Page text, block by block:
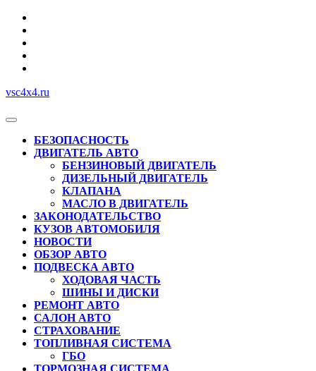
Перейти
содержимому
vsc4x4.ru
Кнопка
ОткрытьБЕЗОПАСНОСТЬ
ДВИГАТЕЛЬ АВТО
БЕНЗИНОВЫЙ ДВИГАТЕЛЬ
ДИЗЕЛЬНЫЙ ДВИГАТЕЛЬ
КЛАПАНА
МАСЛО В ДВИГАТЕЛЬ
ЗАКОНОДАТЕЛЬСТВО
КУЗОВ АВТОМОБИЛЯ
НОВОСТИ
ОБЗОР АВТО
ПОДВЕСКА АВТО
ХОДОВАЯ ЧАСТЬ
ШИНЫ И ДИСКИ
РЕМОНТ АВТО
САЛОН АВТО
СТРАХОВАНИЕ
ТОПЛИВНАЯ СИСТЕМА
ГБО
ТОРМОЗНАЯ СИСТЕМА